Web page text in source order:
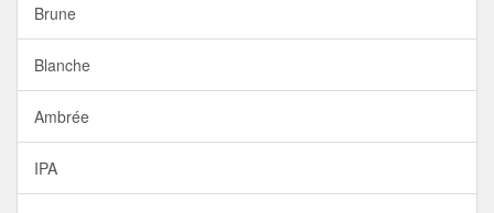
Brune
Blanche
Ambrée
IPA